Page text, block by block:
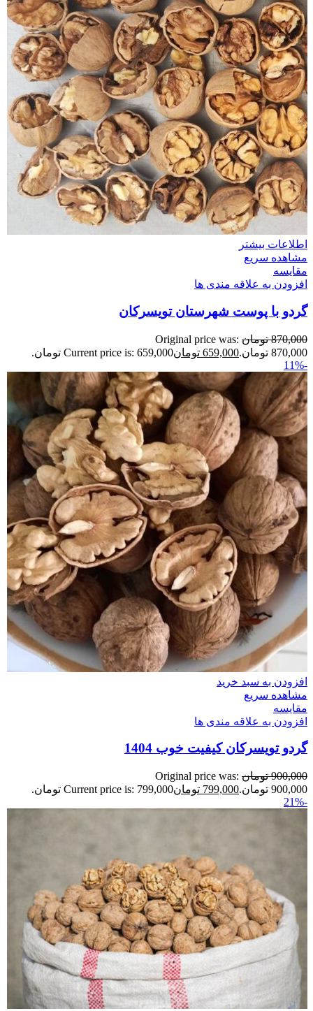
اطلاعات بیشتر
مشاهده سریع
مقایسه
افزودن به علاقه مندی ها
گردو با پوست شهرستان تویسرکان
870,000 تومان Original price was:
870,000 تومان.
659,000 تومانCurrent price is: 659,000 تومان.
-11%
افزودن به سبد خرید
مشاهده سریع
مقایسه
افزودن به علاقه مندی ها
گردو تویسرکان کیفیت خوب 1404
900,000 تومان Original price was:
900,000 تومان.
799,000 تومانCurrent price is: 799,000 تومان.
-21%